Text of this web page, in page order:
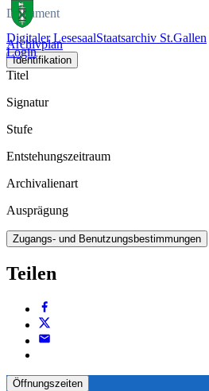
Digitaler LesesaalStaatsarchiv St.Gallen
Login
Dokument
Archivplan
Identifikation
Titel
Signatur
Stufe
Entstehungszeitraum
Archivalienart
Ausprägung
Zugangs- und Benutzungsbestimmungen
Teilen
Öffnungszeiten